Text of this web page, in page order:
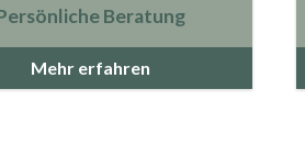
Beratung
Mehr erfahren